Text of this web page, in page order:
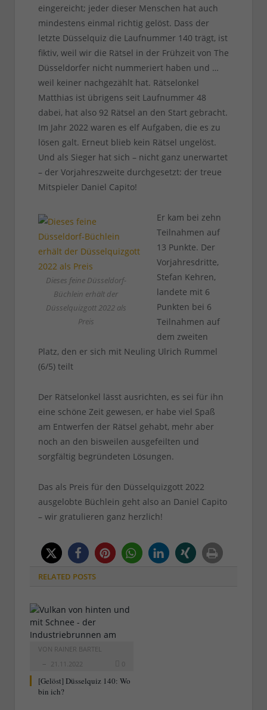
eingereicht; jeder dieser Menschen hat auch
mindestens einmal richtig gelöst. Dass der
letzte Düsselquiz die Laufnummer 140 trägt, ist
fiktiv, weil wir die Rätsel in der Frühzeit von The
Düsseldorfer nicht nummeriert haben und …
weil keiner nachgezählt hat. Rätselonkel
Matthias ist übrigens seit Laufnummer 48
dabei, hat also 92 Rätsel an den Start gebracht.
Im Jahr 2022 waren es elf Aufgaben, die es zu
lösen galt. Erneut blieb kein Rätsel ungelöst.
Und als Sieger hat sich – nicht ganz unerwartet
– der Vorjahreszweite durchgesetzt: der treue
Mitspieler Daniel Capito!
Dieses feine Düsseldorf-
Büchlein erhält der
Düsselquizgott 2022 als
Preis
Er kam bei zehn
Teilnahmen auf
13 Punkte. Der
Vorjahresdritte,
Stefan Kehren,
landete mit 6
Punkten bei 6
Teilnahmen auf
dem zweiten
Platz, den er sich mit Neuling Ulrich Rummel
(6/5) teilt
Der Rätselonkel lässt ausrichten, es sei für ihn
eine schöne Zeit gewesen, er habe viel Spaß
am Entwerfen der Rätsel gehabt, mehr aber
noch an den bisweilen ausgefeilten und
sorgfältig begründeten Lösungen.
Das als Preis für den Düsselquizgott 2022
ausgelobte Büchlein geht also an Daniel Capito
– wir gratulieren ganz herzlich!
RELATED POSTS
VON RAINER BARTEL
21.11.2022
0
[Gelöst] Düsselquiz 140: Wo
bin ich?